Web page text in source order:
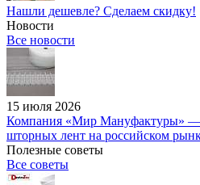
Нашли дешевле? Сделаем скидку!
Новости
Все новости
15 июля 2026
Компания «Мир Мануфактуры»
шторных лент на российском
Полезные советы
Все советы